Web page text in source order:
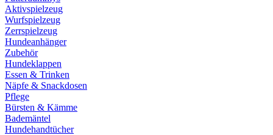
Aktivspielzeug
Wurfspielzeug
Zerrspielzeug
Hundeanhänger
Zubehör
Hundeklappen
Essen & Trinken
Näpfe & Snackdosen
Pflege
Bürsten & Kämme
Bademäntel
Hundehandtücher